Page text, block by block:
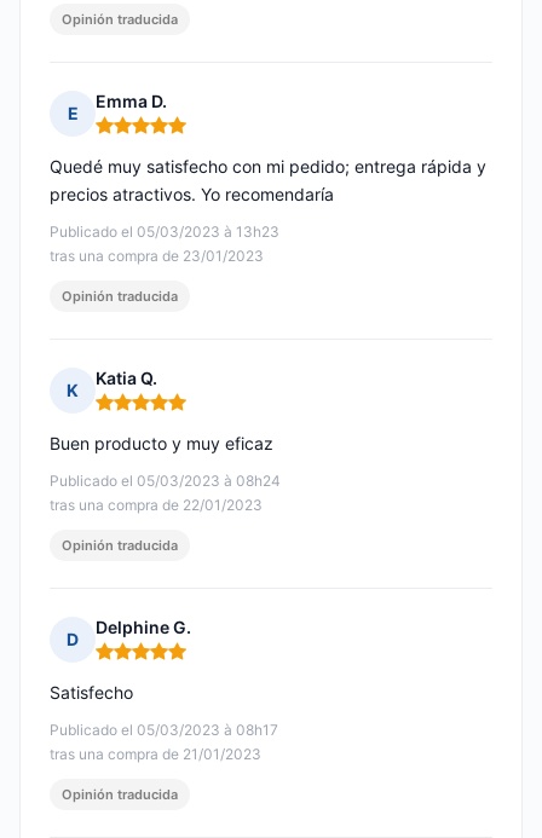
Opinión traducida
E
Emma D.
Nota: 5 de 5
Publicado el 05/03/2023 à 13h23
tras una compra de 23/01/2023
Quedé muy satisfecho con mi pedido; entrega rápida y
precios atractivos. Yo recomendaría
Opinión traducida
K
Katia Q.
Nota: 5 de 5
Publicado el 05/03/2023 à 08h24
tras una compra de 22/01/2023
Buen producto y muy eficaz
Opinión traducida
D
Delphine G.
Nota: 5 de 5
Publicado el 05/03/2023 à 08h17
tras una compra de 21/01/2023
Satisfecho
Opinión traducida